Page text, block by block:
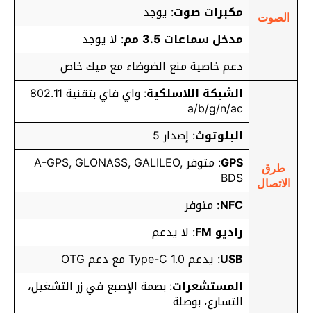
الصوت
مكبرات صوت: يوجد
مدخل سماعات 3.5 مم
: لا يوجد
دعم خاصية منع الضوضاء مع ميك خاص
طرق
الاتصال
الشبكة اللاسلكية : واي فاي بتقنية 802.11
a/b/g/n/ac
البلوتوث: إصدار 5
GPS
: متوفر A-GPS, GLONASS, GALILEO,
BDS
NFC: متوفر
راديو FM
: لا يدعم
USB: يدعم Type-C 1.0 مع دعم OTG
المستشعرات: بصمة الإصبع في زر التشغيل،
التسارع، بوصلة